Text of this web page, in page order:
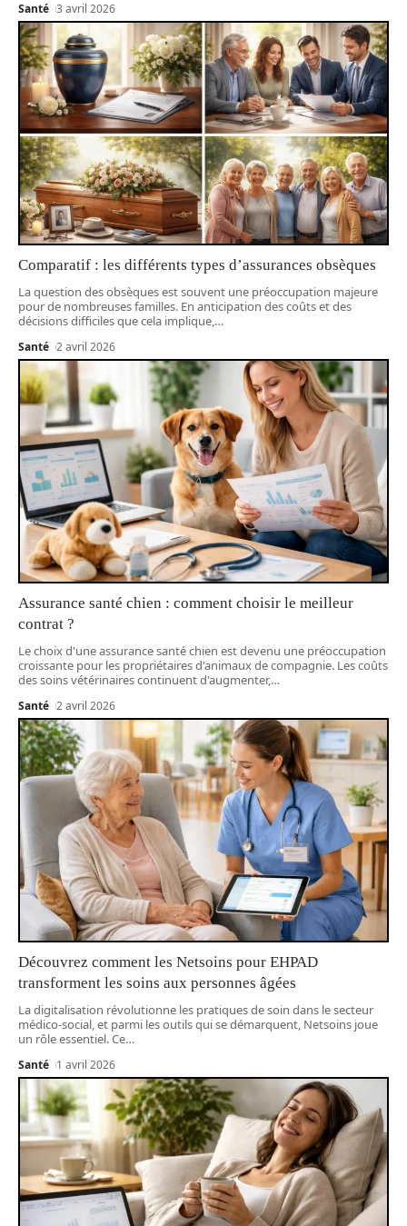
Santé 3 avril 2026
Comparatif : les différents types d’assurances obsèques
La question des obsèques est souvent une préoccupation majeure
pour de nombreuses familles. En anticipation des coûts et des
décisions difficiles que cela implique,…
Santé 2 avril 2026
Assurance santé chien : comment choisir le meilleur
contrat ?
Le choix d'une assurance santé chien est devenu une préoccupation
croissante pour les propriétaires d'animaux de compagnie. Les coûts
des soins vétérinaires continuent d'augmenter,…
Santé 2 avril 2026
Découvrez comment les Netsoins pour EHPAD
transforment les soins aux personnes âgées
La digitalisation révolutionne les pratiques de soin dans le secteur
médico-social, et parmi les outils qui se démarquent, Netsoins joue
un rôle essentiel. Ce…
Santé 1 avril 2026